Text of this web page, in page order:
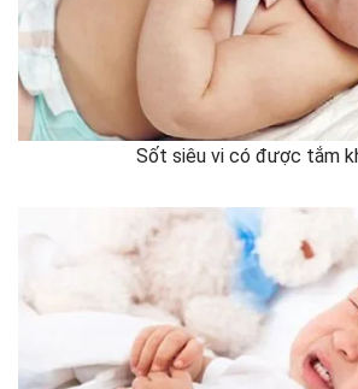
Sốt siêu vi có được tắm